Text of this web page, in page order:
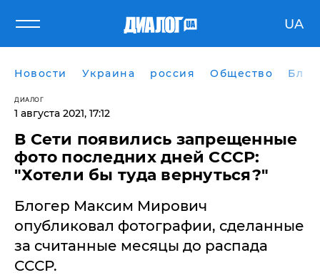
UA
Новости Украина россия Общество
ДИАЛОГ
1 августа 2021, 17:12
В Сети появились запрещенные
фото последних дней СССР:
"Хотели бы туда вернуться?"
Блогер Максим Мирович
опубликовал фотографии, сделанные
за считанные месяцы до распада
СССР.